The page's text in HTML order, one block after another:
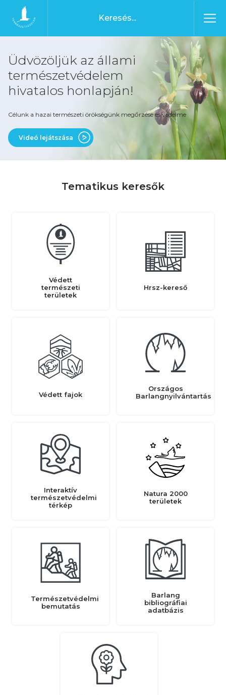
Ugrás a tartalomhoz
Főoldal
Üdvözöljük az állami
természetvédelem
hivatalos honlapján!
Célunk a hazai természeti örökségünk megőrzése és védelme
Videó lejátszása
Tematikus keresők
Védett
természeti
területek
Hrsz-kereső
Védett fajok
Országos
Barlangnyilvántartás
Interaktív
természetvédelmi
térkép
Natura 2000
területek
Természetvédelmi
bemutatás
Barlang
bibliográfiai
adatbázis